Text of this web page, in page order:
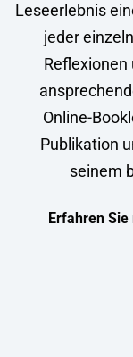
Leseerlebnis
jeder
Reflexionen
Online-
Publikation
seinem
Erfahren